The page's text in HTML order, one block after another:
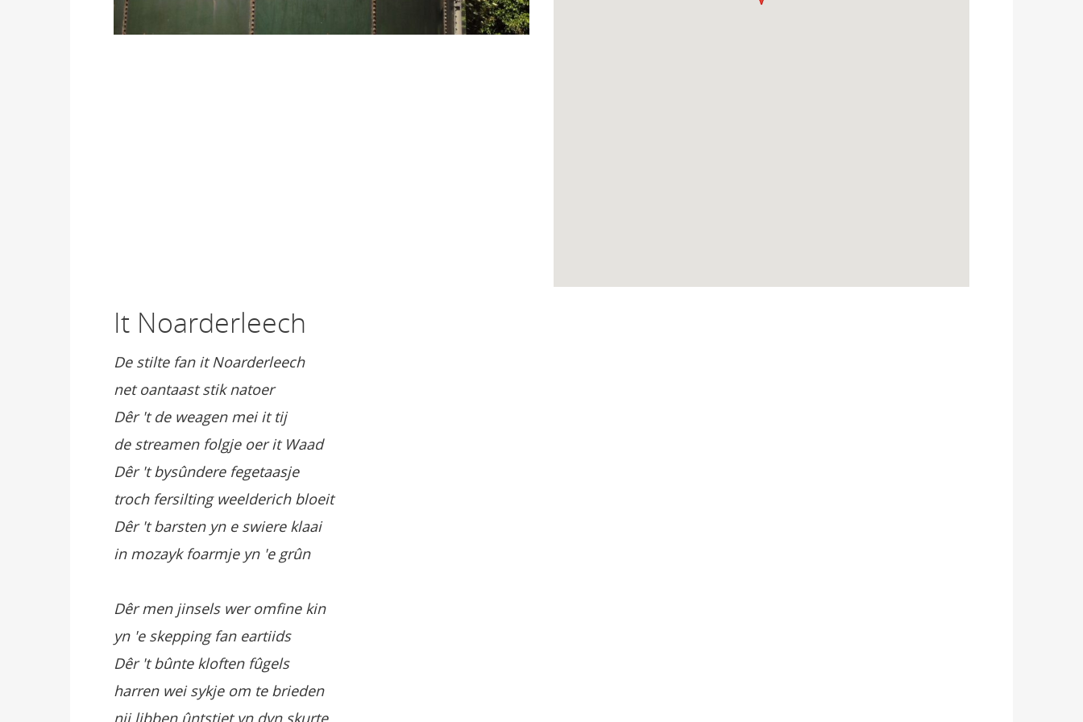
It Noarderleech
De stilte fan it Noarderleech
net oantaast stik natoer
Dêr 't de weagen mei it tij
de streamen folgje oer it Waad
Dêr 't bysûndere fegetaasje
troch fersilting weelderich bloeit
Dêr 't barsten yn e swiere klaai
in mozayk foarmje yn 'e grûn
Dêr men jinsels wer omfine kin
yn 'e skepping fan eartiids
Dêr 't bûnte kloften fûgels
harren wei sykje om te brieden
nij libben ûntstiet yn dyn skurte